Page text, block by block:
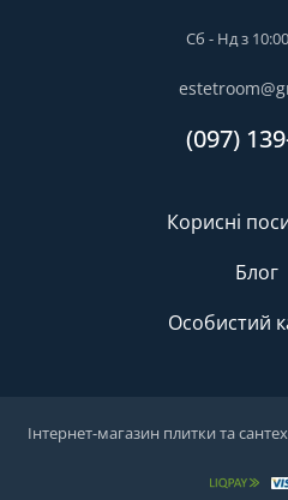
Сб - Нд з
(097)
Корисні
Блог
Особистий
Інтернет-магазин плитки та